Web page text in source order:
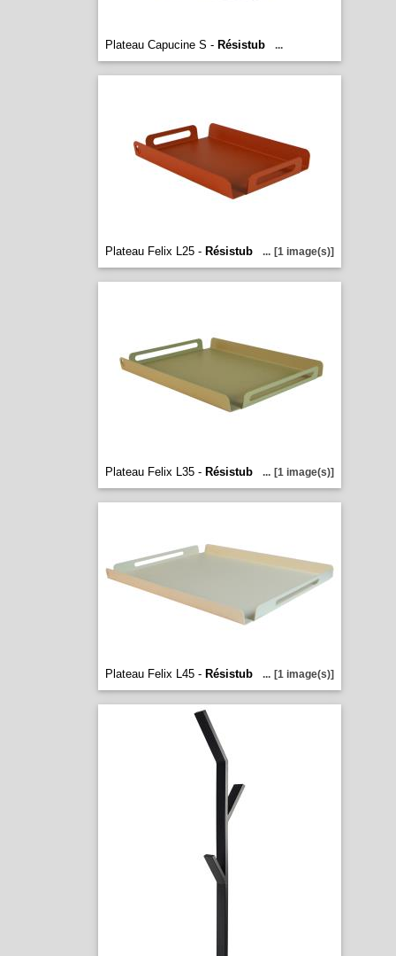
Plateau Capucine S - Résistub ...
Plateau Felix L25 - Résistub ... [1 image(s)]
Plateau Felix L35 - Résistub ... [1 image(s)]
Plateau Felix L45 - Résistub ... [1 image(s)]